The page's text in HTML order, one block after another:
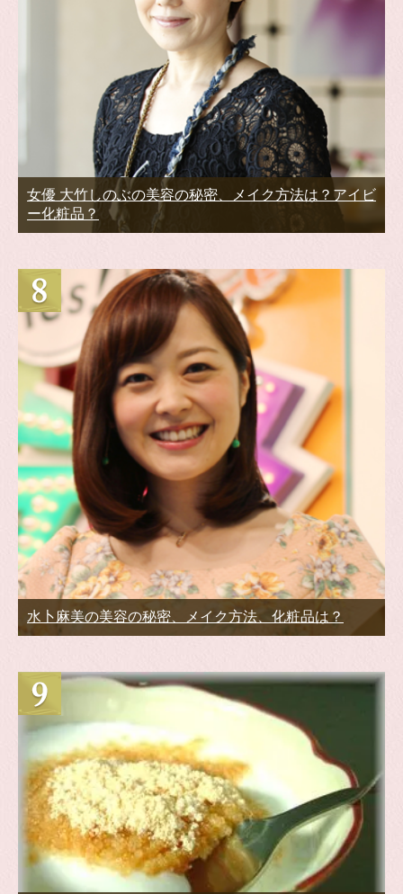
女優 大竹しのぶの美容の秘密、メイク方法は？アイビ
ー化粧品？
水卜麻美の美容の秘密、メイク方法、化粧品は？